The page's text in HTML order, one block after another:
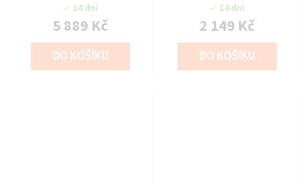
14 dní
5 889 Kč
DO KOŠÍKU
14 dní
2 149 Kč
DO KOŠÍKU